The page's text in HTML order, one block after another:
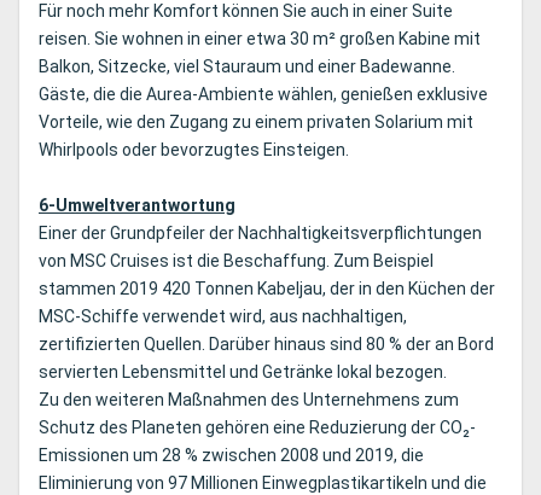
Für noch mehr Komfort können Sie auch in einer Suite
reisen. Sie wohnen in einer etwa 30 m² großen Kabine mit
Balkon, Sitzecke, viel Stauraum und einer Badewanne.
Gäste, die die Aurea-Ambiente wählen, genießen exklusive
Vorteile, wie den Zugang zu einem privaten Solarium mit
Whirlpools oder bevorzugtes Einsteigen.
6-Umweltverantwortung
Einer der Grundpfeiler der Nachhaltigkeitsverpflichtungen
von MSC Cruises ist die Beschaffung. Zum Beispiel
stammen 2019 420 Tonnen Kabeljau, der in den Küchen der
MSC-Schiffe verwendet wird, aus nachhaltigen,
zertifizierten Quellen. Darüber hinaus sind 80 % der an Bord
servierten Lebensmittel und Getränke lokal bezogen.
Zu den weiteren Maßnahmen des Unternehmens zum
Schutz des Planeten gehören eine Reduzierung der CO₂-
Emissionen um 28 % zwischen 2008 und 2019, die
Eliminierung von 97 Millionen Einwegplastikartikeln und die